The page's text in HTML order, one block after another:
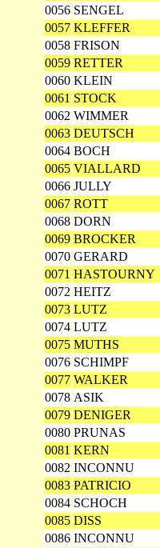
0056 SENGEL
0057 KLEFFER
0058 FRISON
0059 RETTER
0060 KLEIN
0061 STOCK
0062 WIMMER
0063 DEUTSCH
0064 BOCH
0065 VIALLARD
0066 JULLY
0067 ROTT
0068 DORN
0069 BROCKER
0070 GERARD
0071 HASTOURNY
0072 HEITZ
0073 LUTZ
0074 LUTZ
0075 MUTHS
0076 SCHIMPF
0077 WALKER
0078 ASIK
0079 DENIGER
0080 PRUNAS
0081 KERN
0082 INCONNU
0083 PATRICIO
0084 SCHOCH
0085 DISS
0086 INCONNU